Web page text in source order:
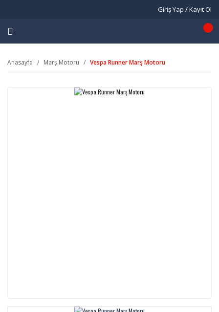
Giriş Yap / Kayıt Ol
Anasayfa Marş Motoru Vespa Runner Marş Motoru